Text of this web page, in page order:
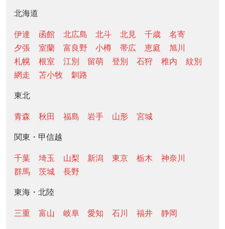
北海道
伊達 函館 北広島 北斗 北見 千歳
名寄
夕張
室蘭 富良野 小樽 帯広 恵庭
旭川
札幌
根室 江別 留萌 登別 石狩 稚内
紋別
網走
苫小牧 釧路
東北
青森 秋田 福島 岩手 山形 宮城
関東・甲信越
千葉 埼玉 山梨 新潟 東京 栃木
神奈川
群馬
茨城 長野
東海・北陸
三重 富山 岐阜 愛知 石川 福井 静岡